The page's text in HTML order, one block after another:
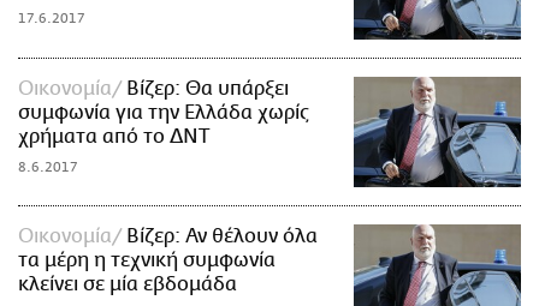
17.6.2017
Οικονομία
Βίζερ: Θα υπάρξει
συμφωνία για την Ελλάδα χωρίς
χρήματα από το ΔΝΤ
8.6.2017
Οικονομία
Βίζερ: Αν θέλουν όλα
τα μέρη η τεχνική συμφωνία
κλείνει σε μία εβδομάδα